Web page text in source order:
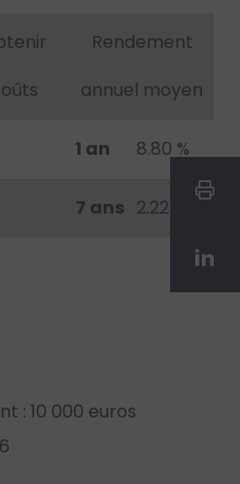
Rendement
annuel moyen
1 an 8.80 %
7 ans 2.22 %
: 10 000 euros